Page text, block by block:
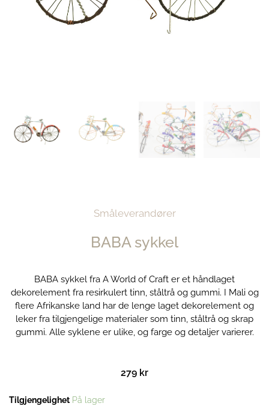
Småleverandører
BABA sykkel
BABA sykkel fra A World of Craft er et håndlaget
dekorelement fra resirkulert tinn, ståltrå og gummi. I Mali og
flere Afrikanske land har de lenge laget dekorelement og
leker fra tilgjengelige materialer som tinn, ståltrå og skrap
gummi. Alle syklene er ulike, og farge og detaljer varierer.
279 kr
Tilgjengelighet På lager
BABA